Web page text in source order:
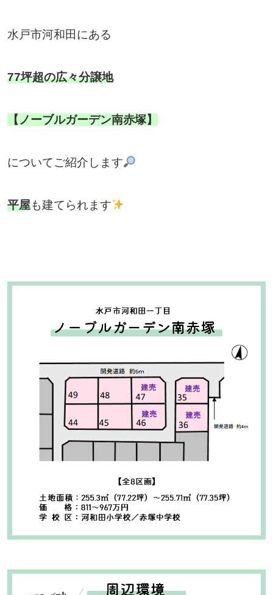
水戸市河和田にある
77坪超の広々分譲地
【ノーブルガーデン南赤塚】
についてご紹介します
平屋も建てられます